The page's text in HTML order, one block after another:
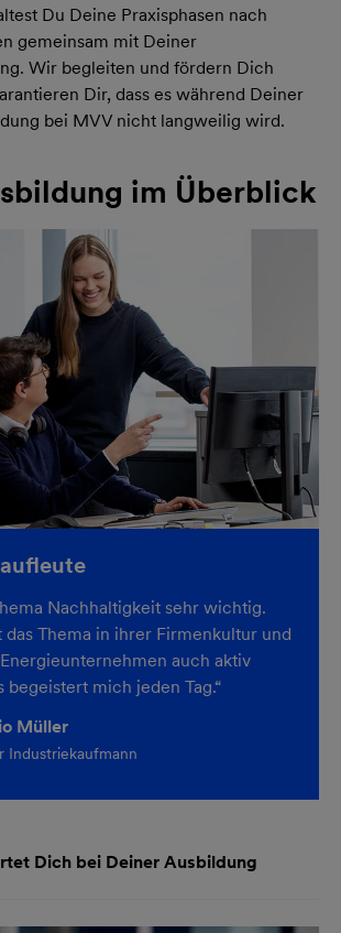
Du Deine Praxisphasen nach
gemeinsam mit Deiner
Wir begleiten und fördern Dich
Dir, dass es während Deiner
bei MVV nicht langweilig wird.
im Überblick
Nachhaltigkeit sehr wichtig.
Thema in ihrer Firmenkultur und
auch aktiv
begeistert mich jeden Tag.“
Müller
Industriekaufmann
Dich bei Deiner Ausbildung